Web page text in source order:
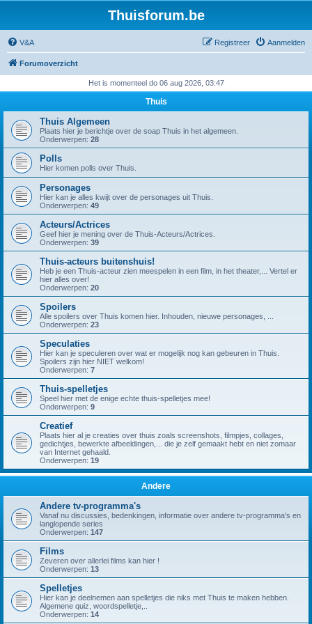
Thuisforum.be
V&A Aanmelden
Registreer
Forumoverzicht
Het is momenteel do 06 aug 2026, 03:47
Thuis
Thuis Algemeen
Plaats hier je berichtje over de soap Thuis in het algemeen.
Onderwerpen: 28
Polls
Hier komen polls over Thuis.
Personages
Hier kan je alles kwijt over de personages uit Thuis.
Onderwerpen: 49
Acteurs/Actrices
Geef hier je mening over de Thuis-Acteurs/Actrices.
Onderwerpen: 39
Thuis-acteurs buitenshuis!
Heb je een Thuis-acteur zien meespelen in een film, in het theater,... Vertel er
hier alles over!
Onderwerpen: 20
Spoilers
Alle spoilers over Thuis komen hier. Inhouden, nieuwe personages, ...
Onderwerpen: 23
Speculaties
Hier kan je speculeren over wat er mogelijk nog kan gebeuren in Thuis.
Spoilers zijn hier NIET welkom!
Onderwerpen: 7
Thuis-spelletjes
Speel hier met de enige echte thuis-spelletjes mee!
Onderwerpen: 9
Creatief
Plaats hier al je creaties over thuis zoals screenshots, filmpjes, collages,
gedichtjes, bewerkte afbeeldingen,... die je zelf gemaakt hebt en niet zomaar
van Internet gehaald.
Onderwerpen: 19
Andere
Andere tv-programma's
Vanaf nu discussies, bedenkingen, informatie over andere tv-programma's en
langlopende series
Onderwerpen: 147
Films
Zeveren over allerlei films kan hier !
Onderwerpen: 13
Spelletjes
Hier kan je deelnemen aan spelletjes die niks met Thuis te maken hebben.
Algemene quiz, woordspelletje,..
Onderwerpen: 14